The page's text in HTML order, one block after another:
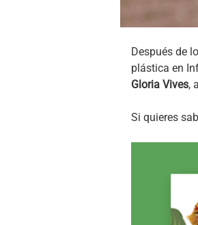
Después de
plástica en
Gloria Vives,
Si quieres